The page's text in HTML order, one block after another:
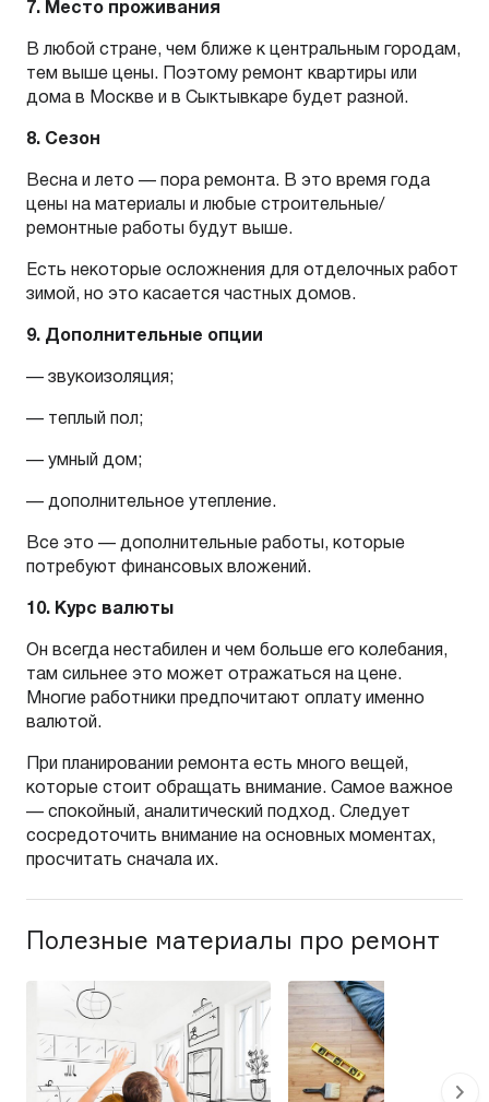
7. Место проживания
В любой стране, чем ближе к центральным городам,
тем выше цены. Поэтому ремонт квартиры или
дома в Москве и в Сыктывкаре будет разной.
8. Сезон
Весна и лето — пора ремонта. В это время года
цены на материалы и любые строительные/
ремонтные работы будут выше.
Есть некоторые осложнения для отделочных работ
зимой, но это касается частных домов.
9. Дополнительные опции
— звукоизоляция;
— теплый пол;
— умный дом;
— дополнительное утепление.
Все это — дополнительные работы, которые
потребуют финансовых вложений.
10. Курс валюты
Он всегда нестабилен и чем больше его колебания,
там сильнее это может отражаться на цене.
Многие работники предпочитают оплату именно
валютой.
При планировании ремонта есть много вещей,
которые стоит обращать внимание. Самое важное
— спокойный, аналитический подход. Следует
сосредоточить внимание на основных моментах,
просчитать сначала их.
Полезные материалы про ремонт